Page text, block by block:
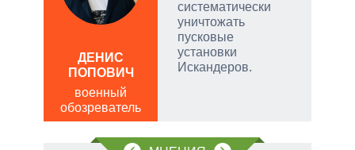
систематически
уничтожать
пусковые
установки
Искандеров.
ДЕНИС
ПОПОВИЧ
военный
обозреватель